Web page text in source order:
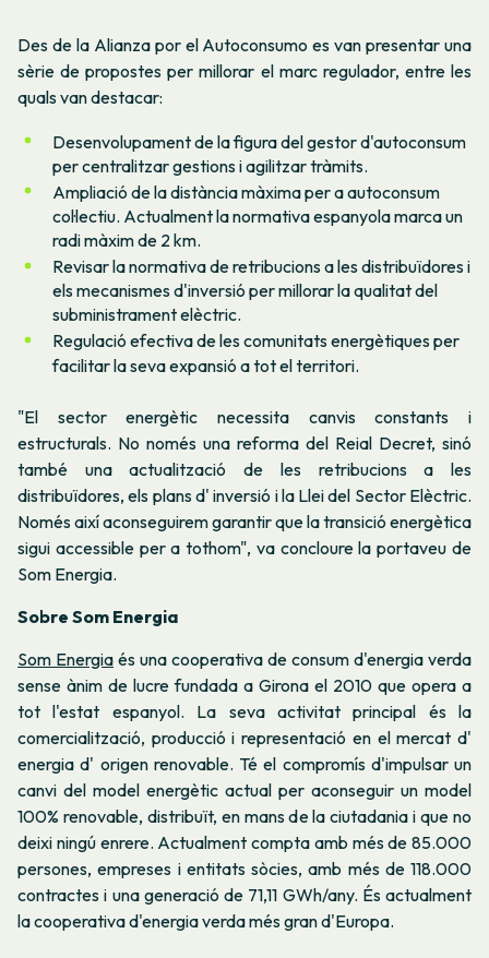
Des de la Alianza por el Autoconsumo es van presentar una
sèrie de propostes per millorar el marc regulador, entre les
quals van destacar:
Desenvolupament de la figura del gestor d'autoconsum
per centralitzar gestions i agilitzar tràmits.
Ampliació de la distància màxima per a autoconsum
col·lectiu. Actualment la normativa espanyola marca un
radi màxim de 2 km.
Revisar la normativa de retribucions a les distribuïdores i
els mecanismes d'inversió per millorar la qualitat del
subministrament elèctric.
Regulació efectiva de les comunitats energètiques per
facilitar la seva expansió a tot el territori.
"El sector energètic necessita canvis constants i
estructurals. No només una reforma del Reial Decret, sinó
també una actualització de les retribucions a les
distribuïdores, els plans d' inversió i la Llei del Sector Elèctric.
Només així aconseguirem garantir que la transició energètica
sigui accessible per a tothom", va concloure la portaveu de
Som Energia.
Sobre Som Energia
Som Energia és una cooperativa de consum d'energia verda
sense ànim de lucre fundada a Girona el 2010 que opera a
tot l'estat espanyol. La seva activitat principal és la
comercialització, producció i representació en el mercat d'
energia d' origen renovable. Té el compromís d'impulsar un
canvi del model energètic actual per aconseguir un model
100% renovable, distribuït, en mans de la ciutadania i que no
deixi ningú enrere. Actualment compta amb més de 85.000
persones, empreses i entitats sòcies, amb més de 118.000
contractes i una generació de 71,11 GWh/any. És actualment
la cooperativa d'energia verda més gran d'Europa.